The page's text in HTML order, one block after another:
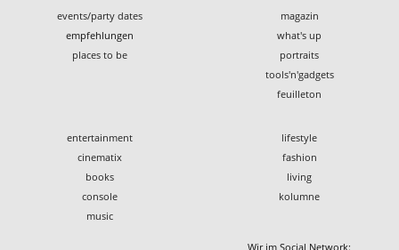
events/party dates
empfehlungen
places to be
magazin
what's up
portraits
tools'n'gadgets
feuilleton
entertainment
cinematix
books
console
music
lifestyle
fashion
living
kolumne
Wir im Social Network: